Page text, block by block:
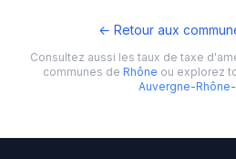
← Retour aux
Consultez aussi les taux de taxe
communes de Rhône ou explorez
Auvergne-